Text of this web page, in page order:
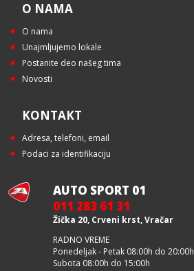
O NAMA
O nama
Unajmljujemo lokale
Postanite deo našeg tima
Novosti
KONTAKT
Adresa, telefoni, email
Podaci za identifikaciju
AUTO SPORT 01
011 283 61 31
Žička 20, Crveni krst, Vračar
RADNO VREME
Ponedeljak - Petak 08:00h do 20:00h
Subota 08:00h do 15:00h